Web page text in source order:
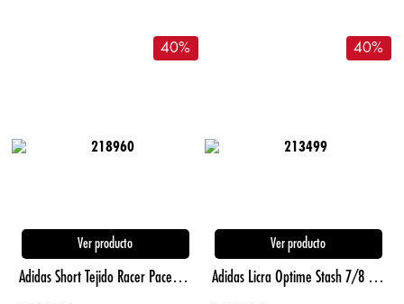
40%
Ver producto
Adidas Short Tejido Racer Pacer azul de mujer para entrenamiento
40%
Ver producto
Adidas Licra Optime Stash 7/8 Pretina Alta azul de mujer para entrenamiento